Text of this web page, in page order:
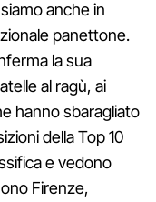
anche in
panettone.
la sua
al ragù, ai
hanno sbaragliato
della Top 10
e vedono
Firenze,